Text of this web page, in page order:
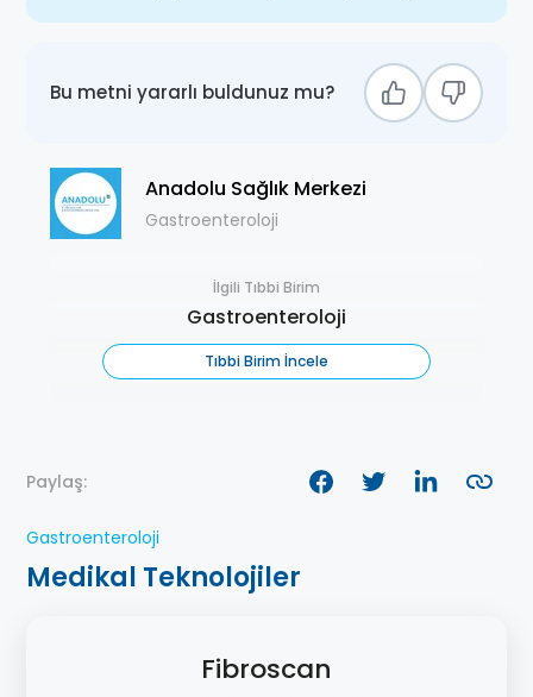
Bu metni yararlı buldunuz mu?
Anadolu Sağlık Merkezi
Gastroenteroloji
İlgili Tıbbi Birim
Gastroenteroloji
Tıbbi Birim İncele
Paylaş:
Gastroenteroloji
Medikal Teknolojiler
Fibroscan